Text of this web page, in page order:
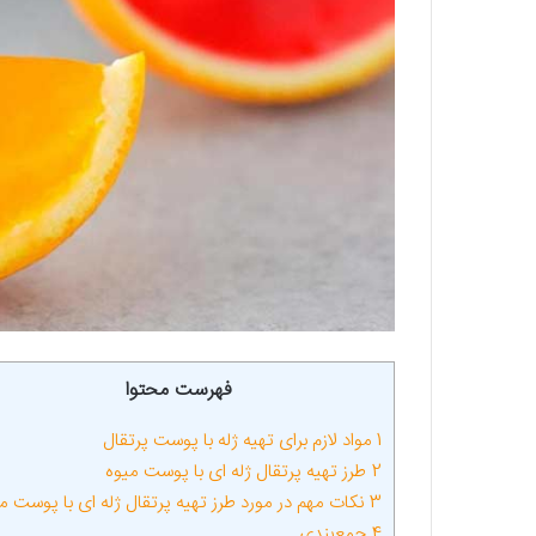
فهرست محتوا
1 مواد لازم برای تهیه ژله با پوست پرتقال
2 طرز تهیه پرتقال ژله ای با پوست میوه
3 نکات مهم در مورد طرز تهیه پرتقال ژله ای با پوست